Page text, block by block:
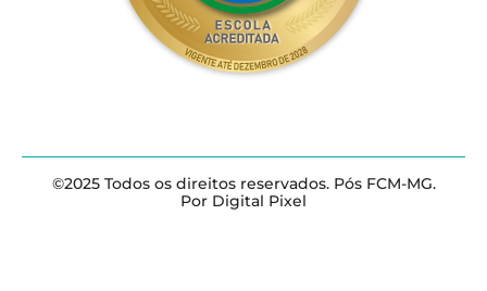
©2025 Todos os direitos reservados. Pós FCM-MG.
Por Digital Pixel